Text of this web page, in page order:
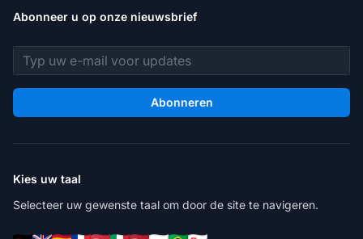
Abonneer u op onze nieuwsbrief
E-mailadres
Abonneren
Kies uw taal
Selecteer uw gewenste taal om door de site te navigeren.